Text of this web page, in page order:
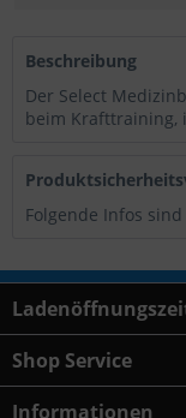
Beschreibung
Der Select
beim Krafttraining,
Folgende Infos
Shop Service
Informationen